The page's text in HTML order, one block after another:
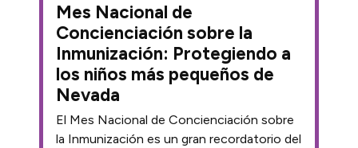
Mes Nacional de
Concienciación sobre la
Inmunización: Protegiendo a
los niños más pequeños de
Nevada
El Mes Nacional de Concienciación sobre
la Inmunización es un gran recordatorio del